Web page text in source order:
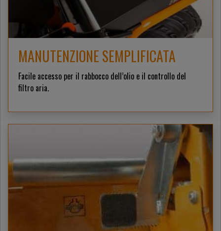
MANUTENZIONE SEMPLIFICATA
Facile accesso per il rabbocco dell’olio e il controllo del
filtro aria.